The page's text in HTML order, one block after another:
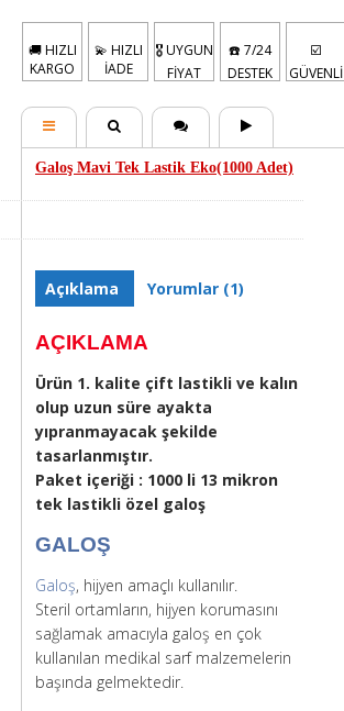
🚚 HIZLI
KARGO
💫 HIZLI
İADE
🎖️ UYGUN
FİYAT
☎️ 7/24
DESTEK
☑️
GÜVENLİ
Galoş Mavi Tek Lastik Eko(1000 Adet)
Açıklama Yorumlar (1)
AÇIKLAMA
Ürün 1. kalite çift lastikli ve kalın
olup uzun süre ayakta
yıpranmayacak şekilde
tasarlanmıştır.
Paket içeriği : 1000 li 13 mikron
tek lastikli özel galoş
GALOŞ
Galoş, hijyen amaçlı kullanılır.
Steril ortamların, hijyen korumasını
sağlamak amacıyla galoş en çok
kullanılan medikal sarf malzemelerin
başında gelmektedir.